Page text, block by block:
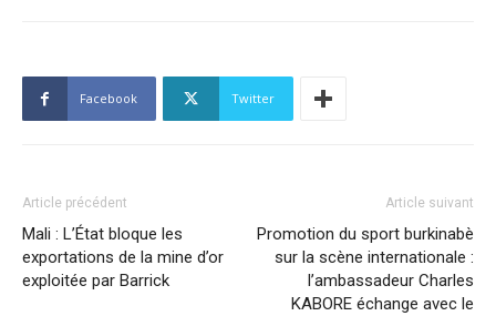
Facebook Twitter
Article précédent
Mali : L’État bloque les
exportations de la mine d’or
exploitée par Barrick
Article suivant
Promotion du sport burkinabè
sur la scène internationale :
l’ambassadeur Charles
KABORE échange avec le